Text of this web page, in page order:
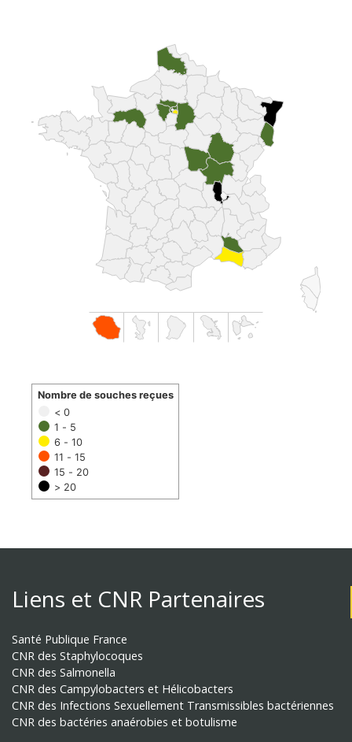
< 0
1 - 5
6 - 10
11 - 15
15 - 20
> 20
Nombre de souches reçues
Liens et CNR Partenaires
Santé Publique France
CNR des Staphylocoques
CNR des Salmonella
CNR des Campylobacters et Hélicobacters
CNR des Infections Sexuellement Transmissibles bactériennes
CNR des bactéries anaérobies et botulisme